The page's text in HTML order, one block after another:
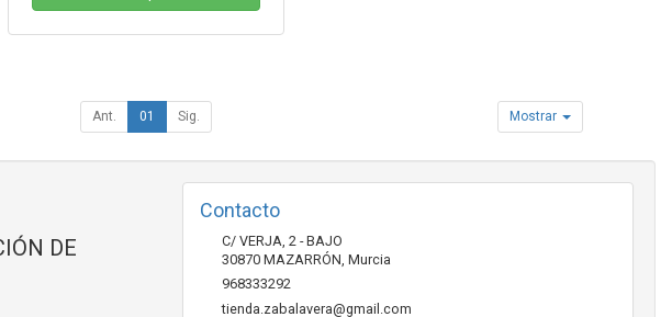
Ant. 01 Sig. Mostrar
DE
Contacto
C/ VERJA, 2 - BAJO
30870 MAZARRÓN, Murcia
968333292
tienda.zabalavera@gmail.com